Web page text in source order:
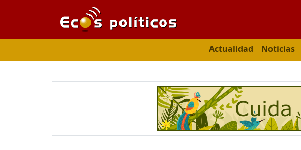
Actualidad Noticias